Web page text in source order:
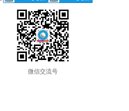
微信交流号